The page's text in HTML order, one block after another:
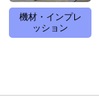
機材・インプレ
ッション